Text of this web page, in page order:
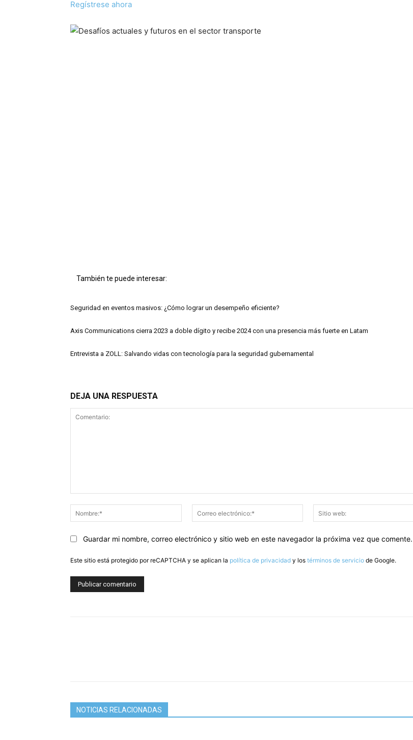
Regístrese ahora
También te puede interesar:
Seguridad en eventos masivos: ¿Cómo lograr un desempeño eficiente?
Axis Communications cierra 2023 a doble dígito y recibe 2024 con una presencia más fuerte en Latam
Entrevista a ZOLL: Salvando vidas con tecnología para la seguridad gubernamental
DEJA UNA RESPUESTA
Nombre:*
Correo
electrónico:*
Guardar mi nombre, correo electrónico y sitio web en este navegador la próxima vez que comente.
Este sitio está protegido por reCAPTCHA y se aplican la política de privacidad y los términos de servicio de Google.
NOTICIAS RELACIONADAS